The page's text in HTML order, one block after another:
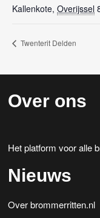
Kallenkote, Overijssel
Twenterit Delden
Over ons
Het platform voor alle
Nieuws
Over brommerritten.nl